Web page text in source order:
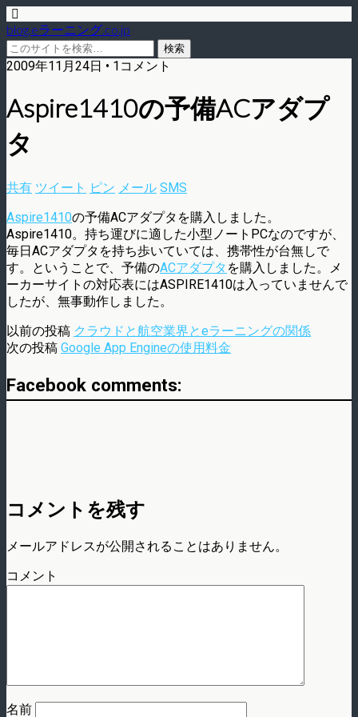
blog.eラーニング.co.jp
2009年11月24日 • 1コメント
Aspire1410の予備ACアダプ
タ
共有 ツイート ピン メール SMS
Aspire1410の予備ACアダプタを購入しました。
Aspire1410。持ち運びに適した小型ノートPCなのですが、
毎日ACアダプタを持ち歩いていては、携帯性が台無しで
す。ということで、予備のACアダプタ を購入しました。メ
ーカーサイトの対応表にはASPIRE1410は入っていませんで
したが、無事動作しました。
以前の投稿 クラウドと航空業界とeラーニングの関係
次の投稿 Google App Engineの使用料金
Facebook comments:
コメントを残す
メールアドレスが公開されることはありません。
コメント
名前